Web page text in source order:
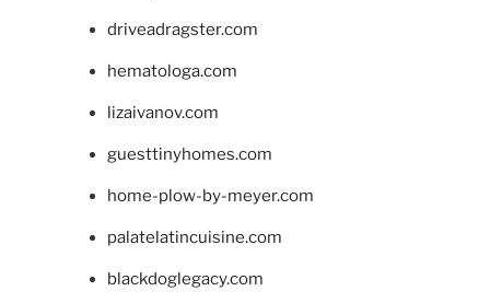
driveadragster.com
hematologa.com
lizaivanov.com
guesttinyhomes.com
home-plow-by-meyer.com
palatelatincuisine.com
blackdoglegacy.com